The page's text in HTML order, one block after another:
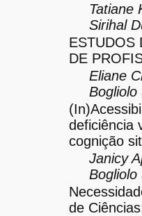
Tatiane
Sirihal
ESTUDOS
DE
Eliane
Bogliolo
deficiência
cognição
Janicy
Bogliolo
de